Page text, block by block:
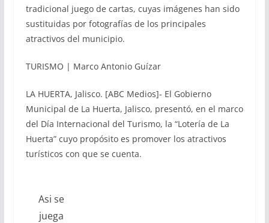
tradicional juego de cartas, cuyas imágenes han sido
sustituidas por fotografías de los principales
atractivos del municipio.
TURISMO | Marco Antonio Guízar
LA HUERTA, Jalisco. [ABC Medios]- El Gobierno
Municipal de La Huerta, Jalisco, presentó, en el marco
del Día Internacional del Turismo, la “Lotería de La
Huerta” cuyo propósito es promover los atractivos
turísticos con que se cuenta.
Asi se
juega